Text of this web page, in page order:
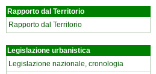
Rapporto dal Territorio
Rapporto dal Territorio
Legislazione urbanistica
Legislazione nazionale, cronologia